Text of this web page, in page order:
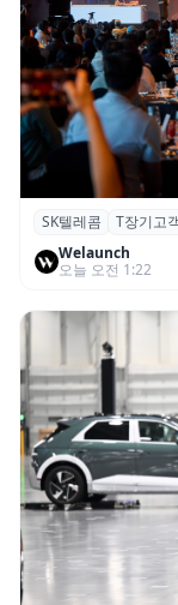
SK텔레콤,
이’ 서울 행사
SK텔레콤 T장기고
Welaunch
오늘 오전 1:22